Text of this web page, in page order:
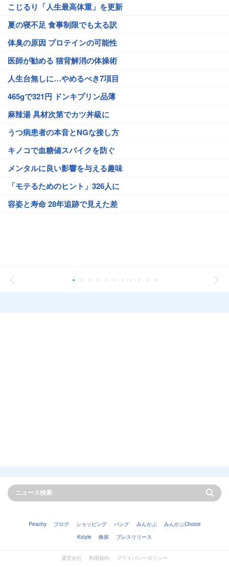
こじるり「人生最高体重」を更新
夏の寝不足 食事制限でも太る訳
体臭の原因 プロテインの可能性
医師が勧める 猫背解消の体操術
人生台無しに…やめるべき7項目
465gで321円 ドンキプリン品薄
麻辣湯 具材次第でカツ丼級に
うつ病患者の本音とNGな接し方
キノコで血糖値スパイクを防ぐ
メンタルに良い影響を与える趣味
「モテるためのヒント」326人に
容姿と寿命 28年追跡で見えた差
Peachy ブログ ショッピング バンク みんかぶ
みんかぶChoice
Kstyle
株探 プレスリリース
運営会社 利用規約
プライバシーポリシー